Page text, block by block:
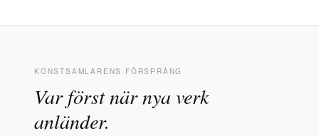
KONSTSAMLARENS FÖRSPRÅNG
Var först när nya verk
anländer.